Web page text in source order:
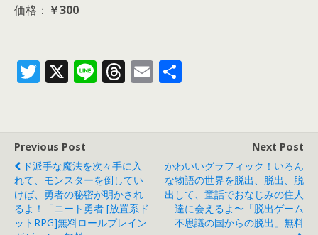
価格： ￥300
T
er
X Li T
d
s
E
Previous Post
ド派手な魔法を次々手に入
れて、モンスターを倒してい
けば、勇者の秘密が明かされ
るよ！「ニート勇者 [放置系ド
ットRPG]無料ロールプレイン
Next Post
かわいいグラフィック！いろん
な物語の世界を脱出、脱出、脱
出して、童話でおなじみの住人
達に会えるよ〜「脱出ゲーム
不思議の国からの脱出」無料